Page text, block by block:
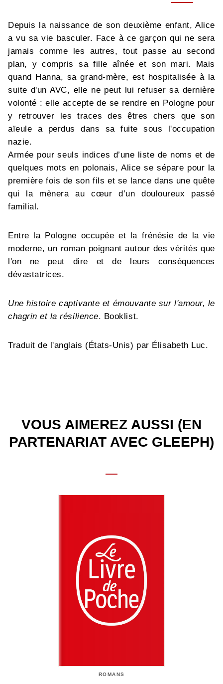
Depuis la naissance de son deuxième enfant, Alice
a vu sa vie basculer. Face à ce garçon qui ne sera
jamais comme les autres, tout passe au second
plan, y compris sa fille aînée et son mari. Mais
quand Hanna, sa grand-mère, est hospitalisée à la
suite d'un AVC, elle ne peut lui refuser sa dernière
volonté : elle accepte de se rendre en Pologne pour
y retrouver les traces des êtres chers que son
aïeule a perdus dans sa fuite sous l'occupation
nazie.
Armée pour seuls indices d’une liste de noms et de
quelques mots en polonais, Alice se sépare pour la
première fois de son fils et se lance dans une quête
qui la mènera au cœur d’un douloureux passé
familial.
Entre la Pologne occupée et la frénésie de la vie
moderne, un roman poignant autour des vérités que
l'on ne peut dire et de leurs conséquences
dévastatrices.
Une histoire captivante et émouvante sur l'amour, le
chagrin et la résilience. Booklist.
Traduit de l'anglais (États-Unis) par Élisabeth Luc.
VOUS AIMEREZ AUSSI (EN
PARTENARIAT AVEC GLEEPH)
ROMANS